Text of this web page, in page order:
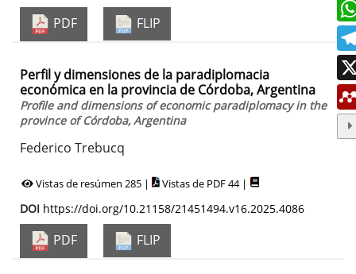
PDF FLIP
Perfil y dimensiones de la paradiplomacia
económica en la provincia de Córdoba, Argentina
Profile and dimensions of economic paradiplomacy in the
province of Córdoba, Argentina
Federico Trebucq
Vistas de resúmen 285 | Vistas de PDF 44 |
DOI https://doi.org/10.21158/21451494.v16.2025.4086
PDF FLIP